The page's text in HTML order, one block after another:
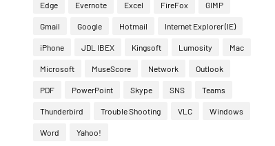
Edge Evernote Excel FireFox GIMP
Gmail Google Hotmail Internet Explorer (IE)
iPhone JDL IBEX Kingsoft Lumosity Mac
Microsoft MuseScore Network Outlook
PDF PowerPoint Skype SNS Teams
Thunderbird Trouble Shooting VLC Windows
Word Yahoo!